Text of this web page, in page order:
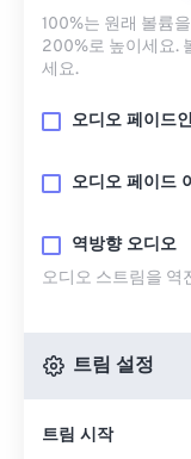
100%는 원래 볼륨
200%로 높이세요.
세요.
오디오 페이드인
오디오 페이드
역방향 오디오
오디오 스트림을 역
트림 설정
트림 시작